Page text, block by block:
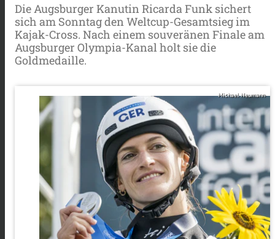
Die Augsburger Kanutin Ricarda Funk sichert
sich am Sonntag den Weltcup-Gesamtsieg im
Kajak-Cross. Nach einem souveränen Finale am
Augsburger Olympia-Kanal holt sie die
Goldmedaille.
Michael Neumann